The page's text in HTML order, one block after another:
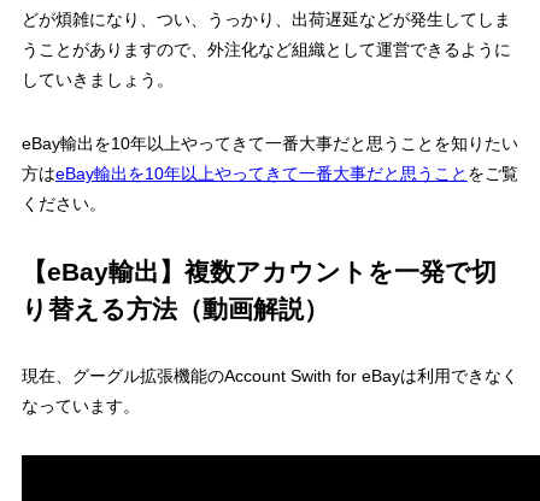
どが煩雑になり、つい、うっかり、出荷遅延などが発生してしま
うことがありますので、外注化など組織として運営できるように
していきましょう。
eBay輸出を10年以上やってきて一番大事だと思うことを知りたい
方はeBay輸出を10年以上やってきて一番大事だと思うこと をご覧
ください。
【eBay輸出】複数アカウントを一発で切
り替える方法（動画解説）
現在、グーグル拡張機能のAccount Swith for eBayは利用できなく
なっています。